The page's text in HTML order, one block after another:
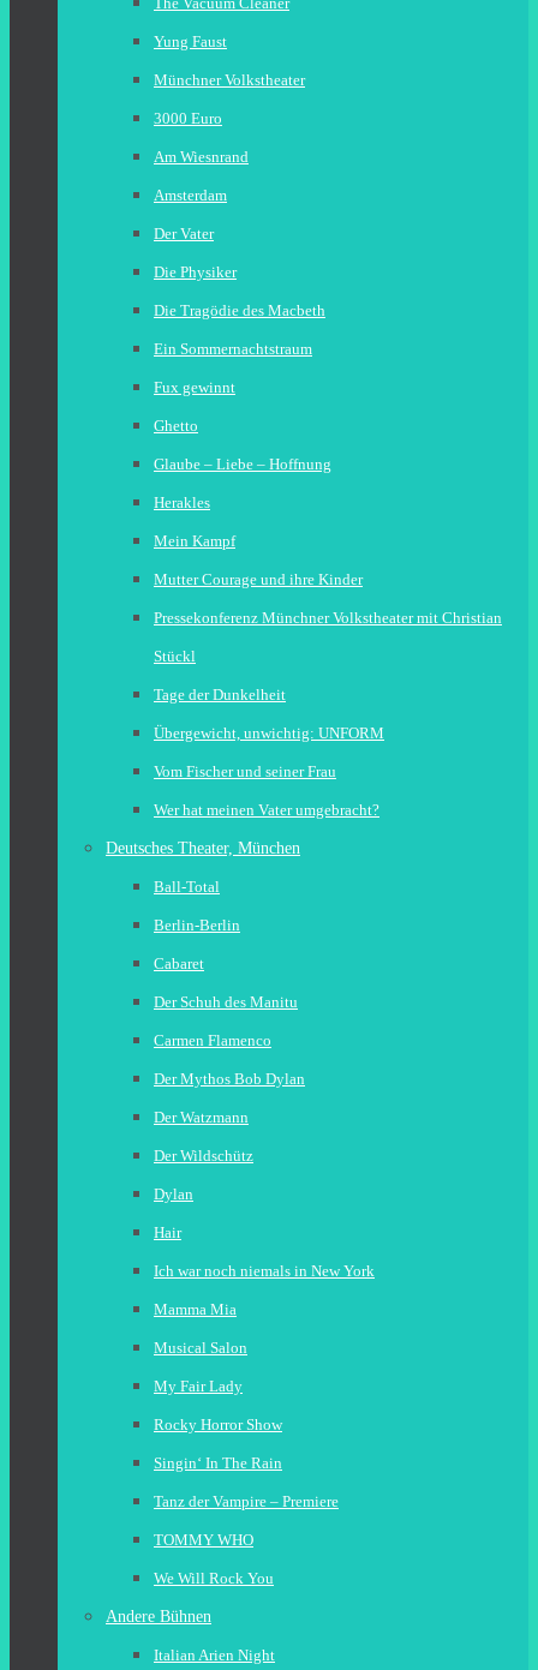
Yung Faust
Münchner Volkstheater
3000 Euro
Am Wiesnrand
Amsterdam
Der Vater
Die Physiker
Die Tragödie des Macbeth
Ein Sommernachtstraum
Fux gewinnt
Ghetto
Glaube – Liebe – Hoffnung
Herakles
Mein Kampf
Mutter Courage und ihre Kinder
Pressekonferenz Münchner Volkstheater mit Christian
Stückl
Tage der Dunkelheit
Übergewicht, unwichtig: UNFORM
Vom Fischer und seiner Frau
Wer hat meinen Vater umgebracht?
Deutsches Theater, München
Ball-Total
Berlin-Berlin
Cabaret
Der Schuh des Manitu
Carmen Flamenco
Der Mythos Bob Dylan
Der Watzmann
Der Wildschütz
Dylan
Hair
Ich war noch niemals in New York
Mamma Mia
Musical Salon
My Fair Lady
Rocky Horror Show
Singin‘ In The Rain
Tanz der Vampire – Premiere
TOMMY WHO
We Will Rock You
Andere Bühnen
Italian Arien Night